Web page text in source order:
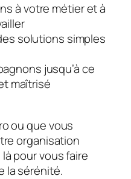
à votre métier et à
solutions simples
jusqu’à ce
maîtrisé
ou que vous
organisation
pour vous faire
la sérénité.